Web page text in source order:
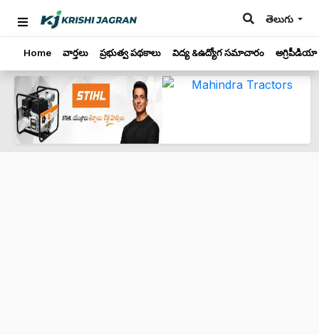
తెలుగు
Home వార్తలు ప్రభుత్వ పథకాలు విద్య &ఉద్యోగ సమాచారం అగ్రిపీడియా